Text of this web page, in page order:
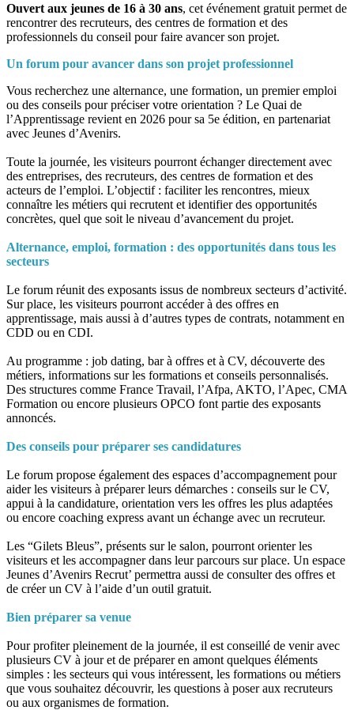
Ouvert aux jeunes de 16 à 30 ans, cet événement gratuit permet de
rencontrer des recruteurs, des centres de formation et des
professionnels du conseil pour faire avancer son projet.
Un forum pour avancer dans son projet professionnel
Vous recherchez une alternance, une formation, un premier emploi
ou des conseils pour préciser votre orientation ? Le Quai de
l’Apprentissage revient en 2026 pour sa 5e édition, en partenariat
avec Jeunes d’Avenirs.
Toute la journée, les visiteurs pourront échanger directement avec
des entreprises, des recruteurs, des centres de formation et des
acteurs de l’emploi. L’objectif : faciliter les rencontres, mieux
connaître les métiers qui recrutent et identifier des opportunités
concrètes, quel que soit le niveau d’avancement du projet.
Alternance, emploi, formation : des opportunités dans tous les
secteurs
Le forum réunit des exposants issus de nombreux secteurs d’activité.
Sur place, les visiteurs pourront accéder à des offres en
apprentissage, mais aussi à d’autres types de contrats, notamment en
CDD ou en CDI.
Au programme : job dating, bar à offres et à CV, découverte des
métiers, informations sur les formations et conseils personnalisés.
Des structures comme France Travail, l’Afpa, AKTO, l’Apec, CMA
Formation ou encore plusieurs OPCO font partie des exposants
annoncés.
Des conseils pour préparer ses candidatures
Le forum propose également des espaces d’accompagnement pour
aider les visiteurs à préparer leurs démarches : conseils sur le CV,
appui à la candidature, orientation vers les offres les plus adaptées
ou encore coaching express avant un échange avec un recruteur.
Les “Gilets Bleus”, présents sur le salon, pourront orienter les
visiteurs et les accompagner dans leur parcours sur place. Un espace
Jeunes d’Avenirs Recrut’ permettra aussi de consulter des offres et
de créer un CV à l’aide d’un outil gratuit.
Bien préparer sa venue
Pour profiter pleinement de la journée, il est conseillé de venir avec
plusieurs CV à jour et de préparer en amont quelques éléments
simples : les secteurs qui vous intéressent, les formations ou métiers
que vous souhaitez découvrir, les questions à poser aux recruteurs
ou aux organismes de formation.